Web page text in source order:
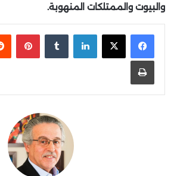
والبيوت والممتلكات المنهوبة.
لينكدإن بينتيريست